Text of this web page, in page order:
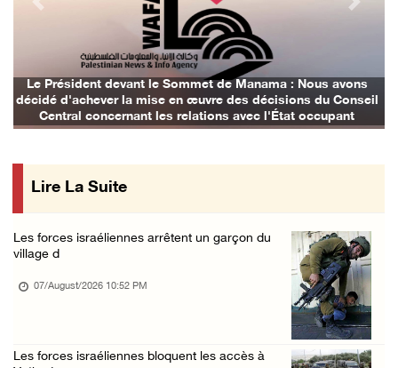
La présidence palestinienne condamne les att ...
07/August/2026 02:42 PM
Incursions et barrages improvisés : les colo ...
07/August/2026 02:13 PM
Khalayel al-Louz : des colons attaquent un c ...
Nouvelle attaque de colons à Ramallah : une ...
Nouvelles incursions à Bethléem et Tubas : d ...
Le Président devant le Sommet de Manama : Nous avons
décidé d'achever la mise en œuvre des décisions du Conseil
Central concernant les relations avec l'État occupant
Previous Next
Lire La Suite
Les forces israéliennes arrêtent un garçon du
village d
07/August/2026 10:52 PM
Les forces israéliennes bloquent les accès à